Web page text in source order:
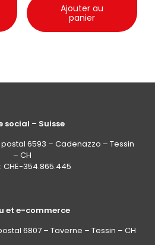
Ajouter au
panier
social – Suisse
6593 – Cadenazzo – Tessin
– CH
CHE-354.865.445
et e-commerce
6807 – Taverne – Tessin – CH